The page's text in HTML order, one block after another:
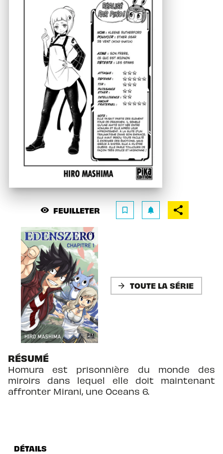
visibility FEUILLETER bookmark_border notifications
arrow_forward TOUTE LA SÉRIE
RÉSUMÉ
Homura est prisonnière du monde des
miroirs dans lequel elle doit maintenant
affronter Mirani, une Oceans 6.
DÉTAILS